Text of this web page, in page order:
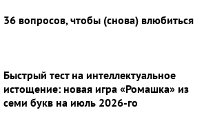
36 вопросов, чтобы (снова) влюбиться
Быстрый тест на интеллектуальное
истощение: новая игра «Ромашка» из
семи букв на июль 2026-го